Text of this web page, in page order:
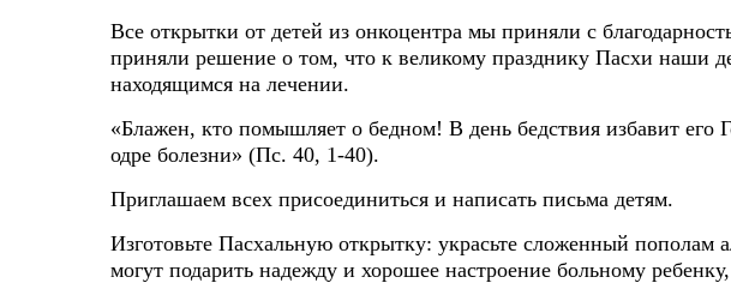
Все открытки от детей из онкоцентра мы приняли с
приняли решение о том, что к великому празднику Пасхи наши
находящимся на лечении.
«Блажен, кто помышляет о бедном! В день бедствия избавит его
одре болезни» (Пс. 40, 1-40).
Приглашаем всех присоединиться и написать письма детям.
Изготовьте Пасхальную открытку: украсьте сложенный
могут подарить надежду и хорошее настроение больному